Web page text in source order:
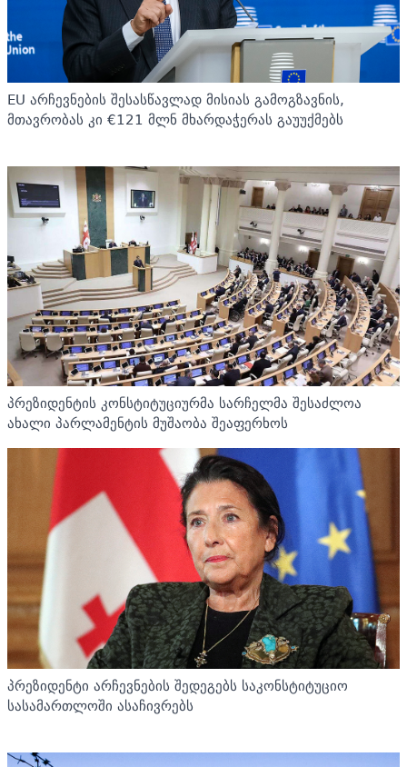
EU არჩევნების შესასწავლად მისიას გამოგზავნის,
მთავრობას კი €121 მლნ მხარდაჭერას გაუუქმებს
პრეზიდენტის კონსტიტუციურმა სარჩელმა შესაძლოა
ახალი პარლამენტის მუშაობა შეაფერხოს
პრეზიდენტი არჩევნების შედეგებს საკონსტიტუციო
სასამართლოში ასაჩივრებს